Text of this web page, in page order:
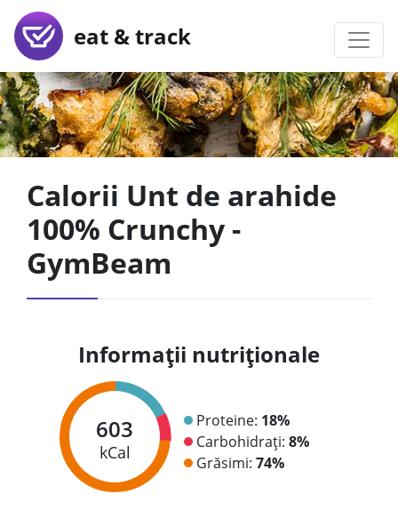
eat & track
Calorii Unt de arahide
100% Crunchy -
GymBeam
Informații nutriționale
603
kCal
Proteine: 18%
Carbohidrați: 8%
Grăsimi: 74%